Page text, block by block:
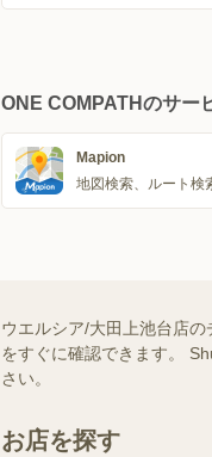
ONE COMPATHのサー
Mapion
地図検索、ルート検
ウエルシア/大田上池台店
をすぐに確認できます。
さい。
お店を探す